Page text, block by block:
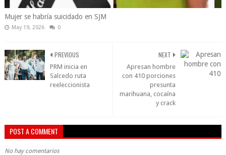
Mujer se habría suicidado en SJM
May 19, 2026 0
NEXT
Apresan hombre
con 410 porciones
presunta
marihuana, cocaína
y crack
PREVIOUS
PRM inicia en
Salcedo ruta
reeleccionista
POST A COMMENT
No hay comentarios